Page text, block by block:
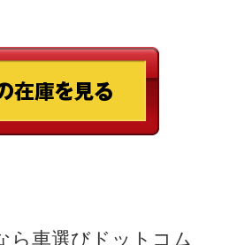
ら車選びドットコム